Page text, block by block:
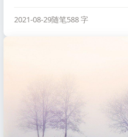
人感觉都是一种养老的状态
2021-08-29随笔588 字